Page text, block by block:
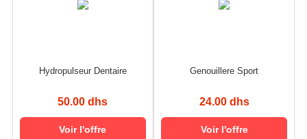
Hydropulseur Dentaire
50.00 dhs
Voir l'offre
Genouillere Sport
24.00 dhs
Voir l'offre